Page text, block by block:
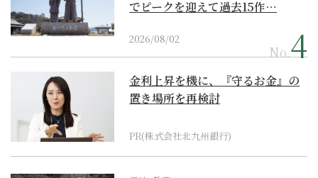
でピークを迎えて過去15作…
2026/08/02
No.
金利上昇を機に、『守るお金』の
置き場所を再検討
PR(株式会社北九州銀行)